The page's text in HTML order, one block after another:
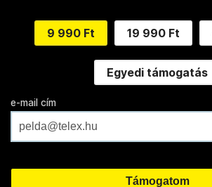
9 990 Ft 19 990 Ft
Egyedi támogatás
e-mail cím